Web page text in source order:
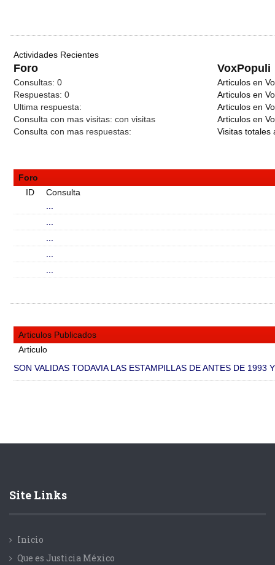
Actividades Recientes
Foro VoxPopuli
Consultas: 0
Respuestas: 0
Ultima respuesta:
Consulta con mas visitas: con visitas
Consulta con mas respuestas:
Articulos en
Articulos en
Articulos en
Articulos en
Visitas totales
Foro
ID
Consulta
Articulos Publicados
Articulo
SON VALIDAS TODAVIA LAS ESTAMPILLAS DE ANTES DE 1993
Site Links
Inicio
Que es Justicia México